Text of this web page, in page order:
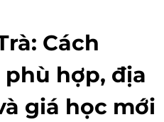
Cách
hợp, địa
giá học mới